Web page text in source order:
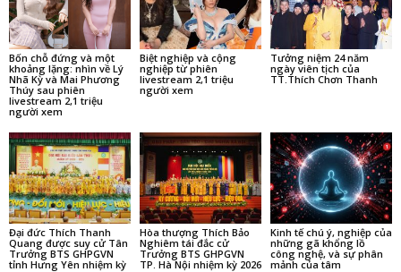
Bốn chỗ đứng và một
khoảng lặng: nhìn về Lý
Nhã Kỳ và Mai Phương
Thúy sau phiên
livestream 2,1 triệu
người xem
Biệt nghiệp và cộng
nghiệp từ phiên
livestream 2,1 triệu
người xem
Tưởng niệm 24 năm
ngày viên tịch của
TT.Thích Chơn Thanh
Đại đức Thích Thanh
Quang được suy cử Tân
Trưởng BTS GHPGVN
tỉnh Hưng Yên nhiệm kỳ
Hòa thượng Thích Bảo
Nghiêm tái đắc cử
Trưởng BTS GHPGVN
TP. Hà Nội nhiệm kỳ 2026
Kinh tế chú ý, nghiệp của
những gã khổng lồ
công nghệ, và sự phân
mảnh của tâm